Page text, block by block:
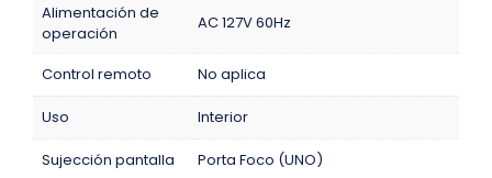
Alimentación de
operación
AC 127V 60Hz
Control remoto No aplica
Uso Interior
Sujección pantalla
Porta Foco (UNO)